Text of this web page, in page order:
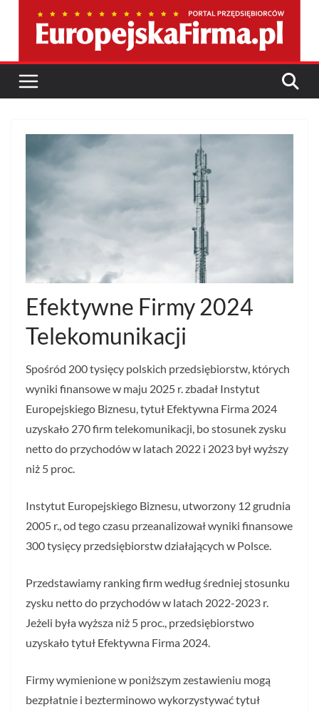
Efektywne Firmy 2024
Telekomunikacji
Spośród 200 tysięcy polskich przedsiębiorstw, których
wyniki finansowe w maju 2025 r. zbadał Instytut
Europejskiego Biznesu, tytuł Efektywna Firma 2024
uzyskało 270 firm telekomunikacji, bo stosunek zysku
netto do przychodów w latach 2022 i 2023 był wyższy
niż 5 proc.
Instytut Europejskiego Biznesu, utworzony 12 grudnia
2005 r., od tego czasu przeanalizował wyniki finansowe
300 tysięcy przedsiębiorstw działających w Polsce.
Przedstawiamy ranking firm według średniej stosunku
zysku netto do przychodów w latach 2022-2023 r.
Jeżeli była wyższa niż 5 proc., przedsiębiorstwo
uzyskało tytuł Efektywna Firma 2024.
Firmy wymienione w poniższym zestawieniu mogą
bezpłatnie i bezterminowo wykorzystywać tytuł